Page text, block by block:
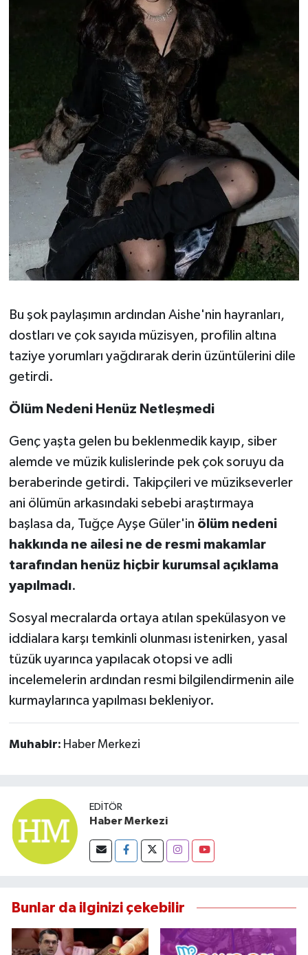
Bu şok paylaşımın ardından Aishe'nin hayranları,
dostları ve çok sayıda müzisyen, profilin altına
taziye yorumları yağdırarak derin üzüntülerini dile
getirdi.
Ölüm Nedeni Henüz Netleşmedi
Genç yaşta gelen bu beklenmedik kayıp, siber
alemde ve müzik kulislerinde pek çok soruyu da
beraberinde getirdi. Takipçileri ve müzikseverler
ani ölümün arkasındaki sebebi araştırmaya
başlasa da, Tuğçe Ayşe Güler'in ölüm nedeni
hakkında ne ailesi ne de resmi makamlar
tarafından henüz hiçbir kurumsal açıklama
yapılmadı.
Sosyal mecralarda ortaya atılan spekülasyon ve
iddialara karşı temkinli olunması istenirken, yasal
tüzük uyarınca yapılacak otopsi ve adli
incelemelerin ardından resmi bilgilendirmenin aile
kurmaylarınca yapılması bekleniyor.
Muhabir: Haber Merkezi
EDITÖR
Haber Merkezi
Bunlar da ilginizi çekebilir
SÜRMANŞET
Susurluk
TARİHTE BUGÜN
TEKNOLOJİ
Trend
TÜRKİYE
VİZYONDAKİLER
YAŞAM